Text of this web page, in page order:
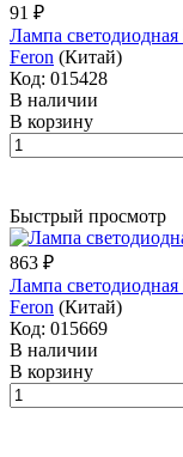
91 ₽
Лампа
Feron (Китай)
Код: 015428
В наличии
В корзину
Быстрый просмотр
863 ₽
Лампа
Feron (Китай)
Код: 015669
В наличии
В корзину